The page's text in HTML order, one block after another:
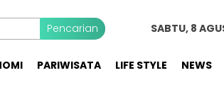
Pencarian SABTU, 8
PARIWISATA LIFE STYLE NEWS